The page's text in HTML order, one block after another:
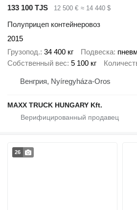
133 100 TJS 12 500 € ≈ 14 440 $
Полуприцеп контейнеровоз
2015
Грузопод. 34 400 кг Подвеска
Собственный вес 5 100 кг
Венгрия, Nyíregyháza-Oros
MAXX TRUCK HUNGARY Kft.
26